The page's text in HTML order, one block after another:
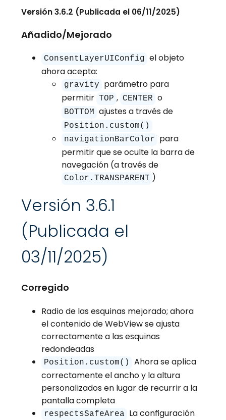
Versión 3.6.2 (Publicada el 06/11/2025)
Añadido/Mejorado
ConsentLayerUIConfig el objeto
ahora acepta:
gravity
parámetro para
permitir TOP , CENTER o
BOTTOM ajustes a través de
Position.custom()
navigationBarColor
para
permitir que se oculte la barra de
navegación (a través de
Color.TRANSPARENT )
Versión 3.6.1
(Publicada el
03/11/2025)
Corregido
Radio de las esquinas mejorado; ahora
el contenido de WebView se ajusta
correctamente a las esquinas
redondeadas
Position.custom()
Ahora se aplica
correctamente el ancho y la altura
personalizados en lugar de recurrir a la
pantalla completa
respectsSafeArea
La configuración